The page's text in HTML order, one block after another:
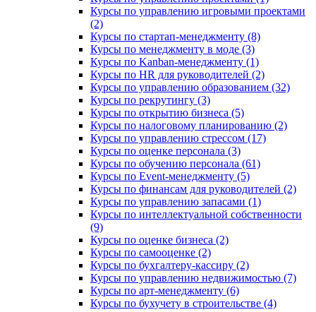
Курсы по управлению игровыми проектами
(2)
Курсы по стартап-менеджменту (8)
Курсы по менеджменту в моде (3)
Курсы по Kanban-менеджменту (1)
Курсы по HR для руководителей (2)
Курсы по управлению образованием (32)
Курсы по рекрутингу (3)
Курсы по открытию бизнеса (5)
Курсы по налоговому планированию (2)
Курсы по управлению стрессом (17)
Курсы по оценке персонала (3)
Курсы по обучению персонала (61)
Курсы по Event-менеджменту (5)
Курсы по финансам для руководителей (2)
Курсы по управлению запасами (1)
Курсы по интеллектуальной собственности
(9)
Курсы по оценке бизнеса (2)
Курсы по самооценке (2)
Курсы по бухгалтеру-кассиру (2)
Курсы по управлению недвижимостью (7)
Курсы по арт-менеджменту (6)
Курсы по бухучету в строительстве (4)